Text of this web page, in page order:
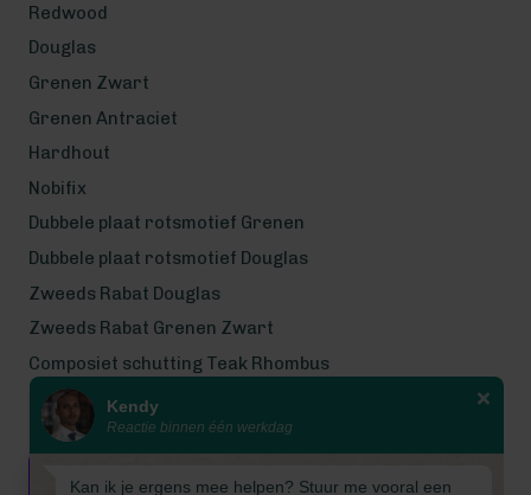
Wij zijn even met bouwvak! Van 7
Redwood
Douglas
Grenen Zwart
Grenen Antraciet
Hardhout
Nobifix
Dubbele plaat rotsmotief Grenen
Dubbele plaat rotsmotief Douglas
Zweeds Rabat Douglas
Zweeds Rabat Grenen Zwart
Composiet schutting Teak Rhombus
Wij werken met eerlijke
gecertificeerde houtsoorten
Kendy
Reactie binnen één werkdag
Kan ik je ergens mee helpen? Stuur me vooral een